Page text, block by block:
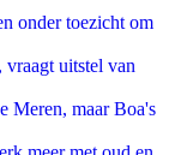
onder toezicht om
uitstel van
Meren, maar Boa's